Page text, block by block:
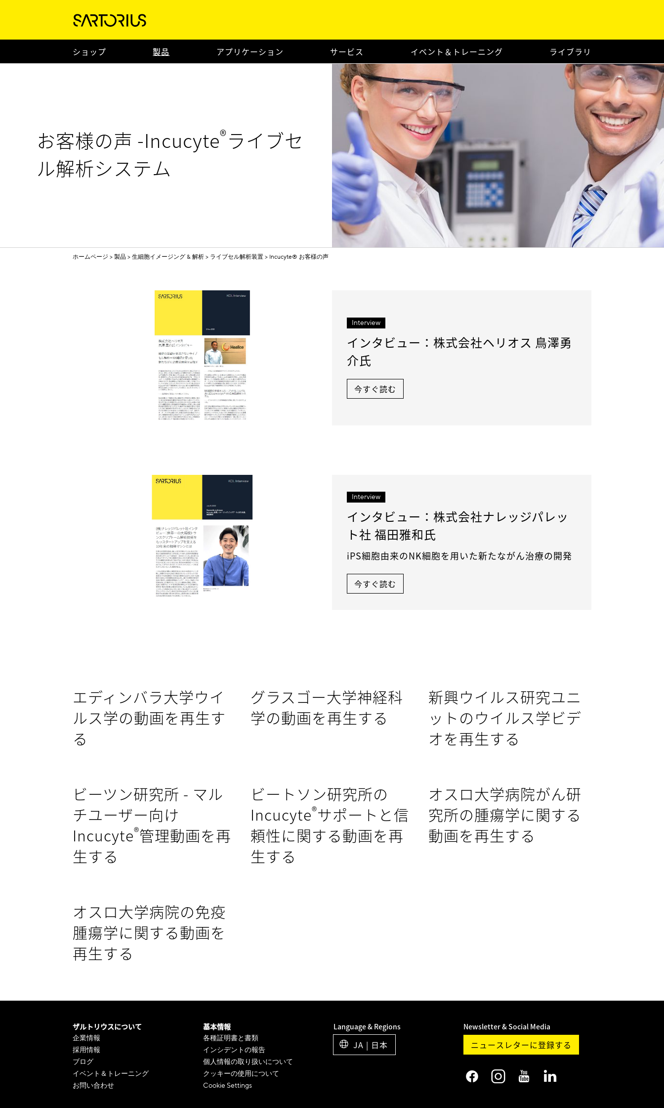
ショップ 製品 アプリケーション サービス イベント＆トレーニング ライブラリ
お客様の声 -Incucyte®ライブセ
ル解析システム
ホームページ 製品 生細胞イメージング & 解析 ライブセル解析装置 Incucyte® お客様の声
Interview
インタビュー：株式会社ヘリオス 鳥澤勇
介氏
今すぐ読む
Interview
インタビュー：株式会社ナレッジパレッ
ト社 福田雅和氏
iPS細胞由来のNK細胞を用いた新たながん治療の開発
今すぐ読む
エディンバラ大学ウイ
ルス学の動画を再生す
る
グラスゴー大学神経科
学の動画を再生する
新興ウイルス研究ユニ
ットのウイルス学ビデ
オを再生する
ビーツン研究所 - マル
チユーザー向け
Incucyte®管理動画を再
生する
ビートソン研究所の
Incucyte®サポートと信
頼性に関する動画を再
生する
オスロ大学病院がん研
究所の腫瘍学に関する
動画を再生する
オスロ大学病院の免疫
腫瘍学に関する動画を
再生する
ザルトリウスについて
企業情報
採用情報
ブログ
イベント＆トレーニング
お問い合わせ
基本情報
各種証明書と書類
インシデントの報告
個人情報の取り扱いについて
クッキーの使用について
Cookie Settings
Language & Regions
JA | 日本
Newsletter & Social Media
ニュースレターに登録する